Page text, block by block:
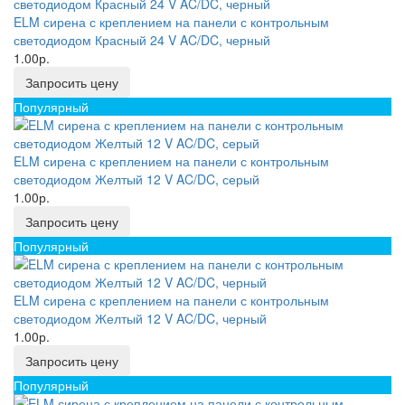
ELM сирена с креплением на панели с контрольным
светодиодом Красный 24 V AC/DC, черный
1.00р.
Запросить цену
Популярный
ELM сирена с креплением на панели с контрольным
светодиодом Желтый 12 V AC/DC, серый
1.00р.
Запросить цену
Популярный
ELM сирена с креплением на панели с контрольным
светодиодом Желтый 12 V AC/DC, черный
1.00р.
Запросить цену
Популярный